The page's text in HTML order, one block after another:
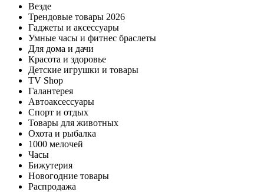
Везде
Трендовые товары 2026
Гаджеты и аксессуары
Умные часы и фитнес браслеты
Для дома и дачи
Красота и здоровье
Детские игрушки и товары
TV Shop
Галантерея
Автоаксессуары
Спорт и отдых
Товары для животных
Охота и рыбалка
1000 мелочей
Часы
Бижутерия
Новогодние товары
Распродажа